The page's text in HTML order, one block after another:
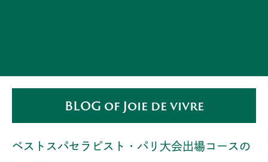
BLOG of Joie de vivre
ベストスパセラピスト・パリ大会出場コースの